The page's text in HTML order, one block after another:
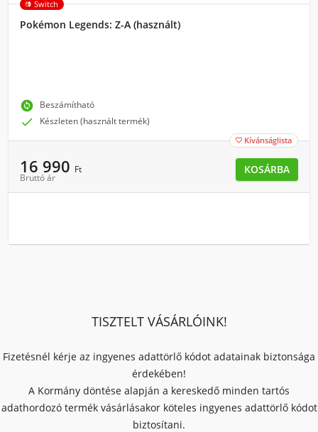
Switch
Pokémon Legends: Z-A (használt)
change_circle Beszámítható
 Készleten (használt termék)
 Kívánságlista
16 990 Ft
Bruttó ár
KOSÁRBA
TISZTELT VÁSÁRLÓINK!
Fizetésnél kérje az ingyenes adattörlő kódot adatainak biztonsága
érdekében!
A Kormány döntése alapján a kereskedő minden tartós
adathordozó termék vásárlásakor köteles ingyenes adattörlő kódot
biztosítani.